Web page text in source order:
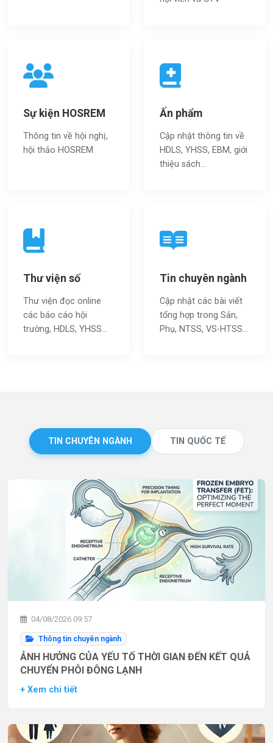
Sự kiện HOSREM
Thông tin về hội nghị,
hội thảo HOSREM
Ấn phẩm
Cập nhật thông tin về
HDLS, YHSS, EBM, giới
thiệu sách…
Thư viện số
Thư viện đọc online
các báo cáo hội
trường, HDLS, YHSS…
Tin chuyên ngành
Cập nhật các bài viết
tổng hợp trong Sản,
Phụ, NTSS, VS-HTSS...
TIN CHUYÊN NGÀNH TIN QUỐC TẾ
04/08/2026 09:57
Thông tin chuyên ngành
ẢNH HƯỞNG CỦA YẾU TỐ THỜI GIAN ĐẾN KẾT QUẢ
CHUYỂN PHÔI ĐÔNG LẠNH
+ Xem chi tiết